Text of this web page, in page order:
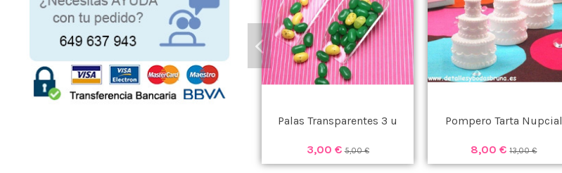
Palas Transparentes 3 u
3,00 €5,00 €
Pompero Tarta Nupcial
8,00 €13,00 €